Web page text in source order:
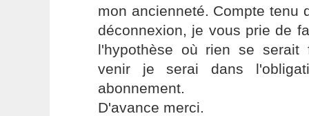
mon ancienneté. Compte tenu
déconnexion, je vous prie de
l'hypothèse où rien se
venir je serai dans
abonnement.
D'avance merci.